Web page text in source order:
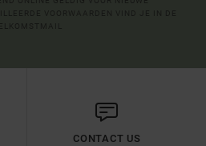
CONTACT US